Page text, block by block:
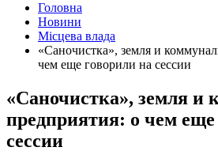
Головна
Новини
Місцева влада
«Саночистка», земля и
чем еще говорили на сессии
«Саночистка», земля и
предприятия: о чем еще
сессии